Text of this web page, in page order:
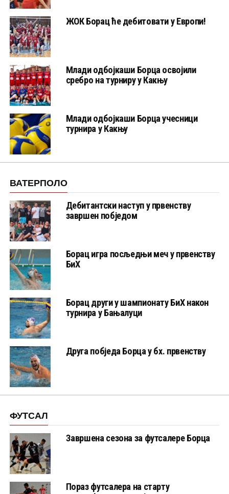
ЖОК Борац ће дебитовати у Европи!
Млади одбојкаши Борца освојили
сребро на турниру у Какњу
Млади одбојкаши Борца учесници
турнира у Какњу
ВАТЕРПОЛО
Дебитантски наступ у првенству
завршен побједом
Борац игра посљедњи меч у првенству
БиХ
Борац други у шампионату БиХ након
турнира у Бањалуци
Друга побједа Борца у бх. првенству
ФУТСАЛ
Завршена сезона за футсалере Борца
Пораз футсалера на старту